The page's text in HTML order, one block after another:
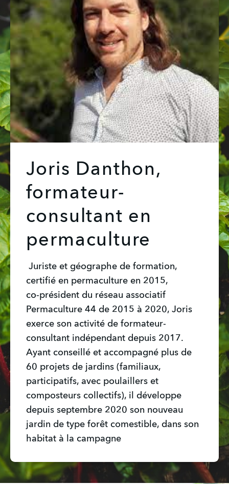
Joris Danthon,
formateur-
consultant en
permaculture
Juriste et géographe de formation,
certifié en permaculture en 2015,
co-président du réseau associatif
Permaculture 44 de 2015 à 2020, Joris
exerce son activité de formateur-
consultant indépendant depuis 2017.
Ayant conseillé et accompagné plus de
60 projets de jardins (familiaux,
participatifs, avec poulaillers et
composteurs collectifs), il développe
depuis septembre 2020 son nouveau
jardin de type forêt comestible, dans son
habitat à la campagne